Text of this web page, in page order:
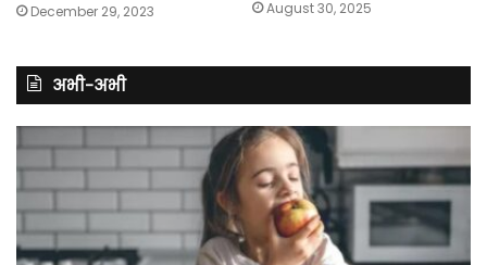
December 29, 2023 August 30, 2025
अभी-अभी